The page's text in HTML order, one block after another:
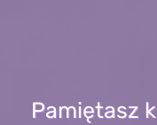
Pamiętasz